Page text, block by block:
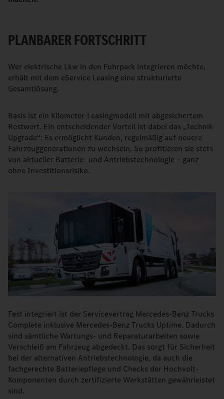
PLANBARER FORTSCHRITT
Wer elektrische Lkw in den Fuhrpark integrieren möchte,
erhält mit dem eService Leasing eine strukturierte
Gesamtlösung.
Basis ist ein Kilometer-Leasingmodell mit abgesichertem
Restwert. Ein entscheidender Vorteil ist dabei das „Technik-
Upgrade“: Es ermöglicht Kunden, regelmäßig auf neuere
Fahrzeuggenerationen zu wechseln. So profitieren sie stets
von aktueller Batterie- und Antriebstechnologie – ganz
ohne Investitionsrisiko.
Fest integriert ist der Servicevertrag Mercedes-Benz Trucks
Complete inklusive Mercedes-Benz Trucks Uptime. Dadurch
sind sämtliche Wartungs- und Reparaturarbeiten sowie
Verschleiß am Fahrzeug abgedeckt. Das sorgt für Sicherheit
bei der alternativen Antriebstechnologie, da auch die
fachgerechte Batteriepflege und Checks der Hochvolt-
Komponenten durch zertifizierte Werkstätten gewährleistet
sind.